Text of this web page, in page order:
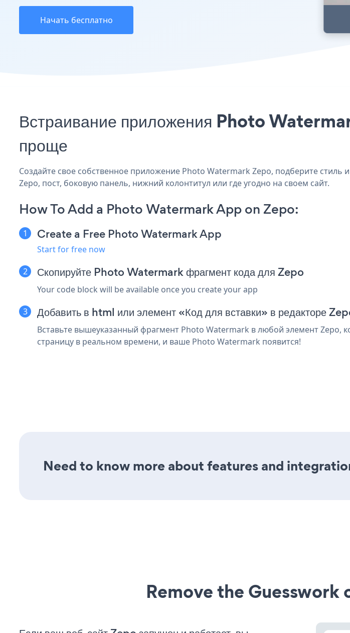
Начать бесплатно
Встраивание приложения Photo
проще
Создайте свое собственное приложение Photo Watermark Zepo, подберите стиль
Zepo, пост, боковую панель, нижний колонтитул или где угодно на своем сайт.
How To Add a Photo Watermark App on Zepo:
Create a Free Photo Watermark App
Start for free now
Скопируйте Photo Watermark фрагмент кода для Zepo
Your code block will be available once you create your app
Добавить в html или элемент «Код для вставки» в редакторе
Вставьте вышеуказанный фрагмент Photo Watermark в любой элемент Zepo,
страницу в реальном времени, и ваше Photo Watermark появится!
Need to know more about features and
Remove the